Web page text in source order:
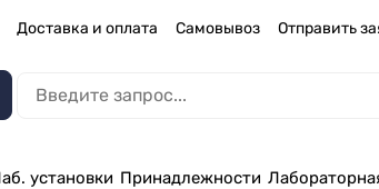
Доставка и оплата Самовывоз Отправить
установки Принадлежности